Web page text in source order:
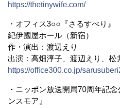
https://thetinywife.com/
・オフィス3○○『さるすべり』
紀伊國屋ホール（新宿）
作・演出：渡辺えり
出演：高畑淳子、渡辺えり、松
https://office300.co.jp/
・ニッポン放送開局70周年記
ンスモア』